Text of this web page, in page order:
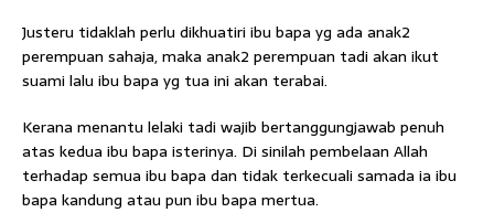
Justeru tidaklah perlu dikhuatiri ibu bapa yg ada anak2
perempuan sahaja, maka anak2 perempuan tadi akan ikut
suami lalu ibu bapa yg tua ini akan terabai.
Kerana menantu lelaki tadi wajib bertanggungjawab penuh
atas kedua ibu bapa isterinya. Di sinilah pembelaan Allah
terhadap semua ibu bapa dan tidak terkecuali samada ia ibu
bapa kandung atau pun ibu bapa mertua.